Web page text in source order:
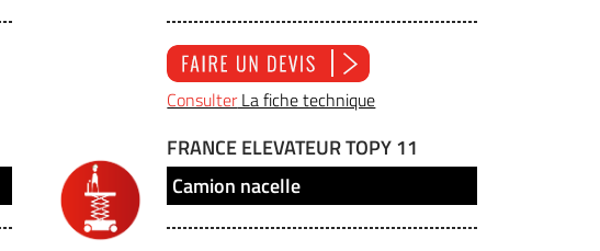
ConsulterLa fiche technique
FRANCE ELEVATEUR TOPY 11
Camion nacelle